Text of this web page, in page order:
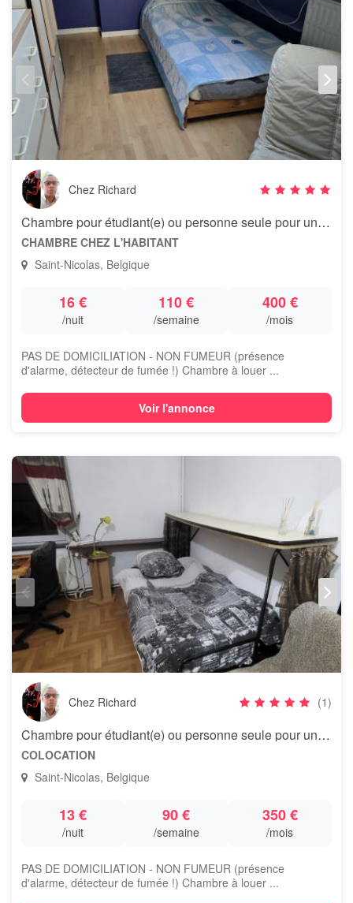
Chez Richard
Chambre pour étudiant(e) ou personne seule pour une courte période
CHAMBRE CHEZ L'HABITANT
Saint-Nicolas, Belgique
16 €
/nuit
110 €
/semaine
400 €
/mois
PAS DE DOMICILIATION - NON FUMEUR (présence
d'alarme, détecteur de fumée !) Chambre à louer ...
Voir l'annonce
Chez Richard (1)
Chambre pour étudiant(e) ou personne seule pour une courte période
COLOCATION
Saint-Nicolas, Belgique
13 €
/nuit
90 €
/semaine
350 €
/mois
PAS DE DOMICILIATION - NON FUMEUR (présence
d'alarme, détecteur de fumée !) Chambre à louer ...